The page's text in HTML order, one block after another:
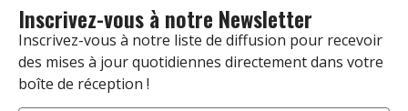
Inscrivez-vous à notre Newsletter
Inscrivez-vous à notre liste de diffusion pour recevoir
des mises à jour quotidiennes directement dans votre
boîte de réception !